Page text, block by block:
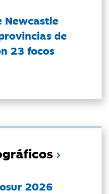
Newcastle
de
23 focos
2026